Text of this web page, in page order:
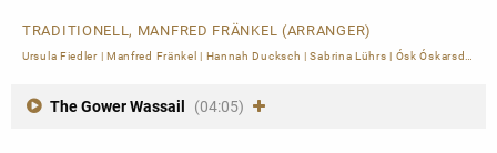
TRADITIONELL, MANFRED FRÄNKEL (ARRANGER)
Ursula Fiedler| Manfred Fränkel | Hannah Ducksch |Sabrina Lührs | Ósk Óskarsdóttir
The Gower Wassail (04:05)